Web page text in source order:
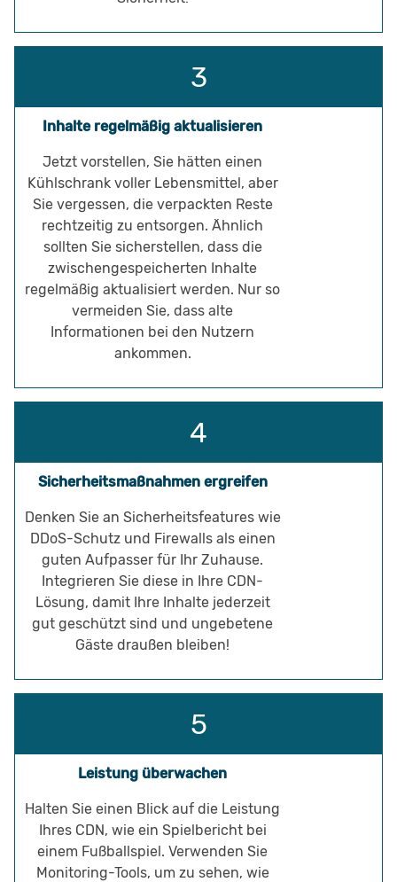
Inhalte regelmäßig aktualisieren
Jetzt vorstellen, Sie hätten einen
Kühlschrank voller Lebensmittel, aber
Sie vergessen, die verpackten Reste
rechtzeitig zu entsorgen. Ähnlich
sollten Sie sicherstellen, dass die
zwischengespeicherten Inhalte
regelmäßig aktualisiert werden. Nur so
vermeiden Sie, dass alte
Informationen bei den Nutzern
ankommen.
Sicherheitsmaßnahmen ergreifen
Denken Sie an Sicherheitsfeatures wie
DDoS-Schutz und Firewalls als einen
guten Aufpasser für Ihr Zuhause.
Integrieren Sie diese in Ihre CDN-
Lösung, damit Ihre Inhalte jederzeit
gut geschützt sind und ungebetene
Gäste draußen bleiben!
Leistung überwachen
Halten Sie einen Blick auf die Leistung
Ihres CDN, wie ein Spielbericht bei
einem Fußballspiel. Verwenden Sie
Monitoring-Tools, um zu sehen, wie